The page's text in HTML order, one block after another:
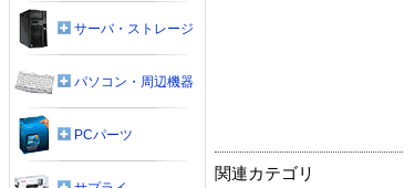
関連カテゴリ
サーバ・ストレージ
パソコン・周辺機器
PCパーツ